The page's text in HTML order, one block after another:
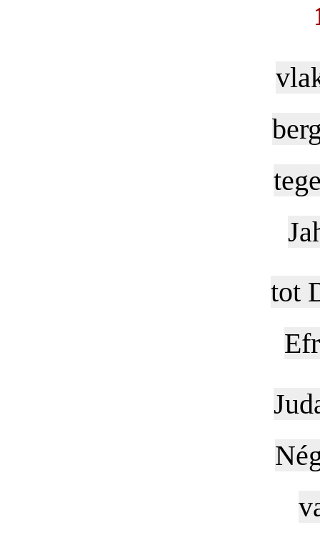
tot